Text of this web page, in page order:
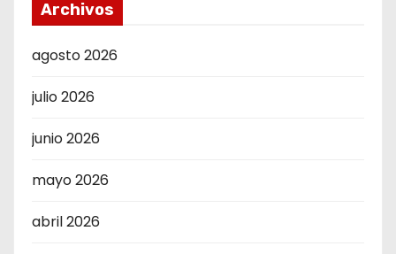
Archivos
agosto 2026
julio 2026
junio 2026
mayo 2026
abril 2026